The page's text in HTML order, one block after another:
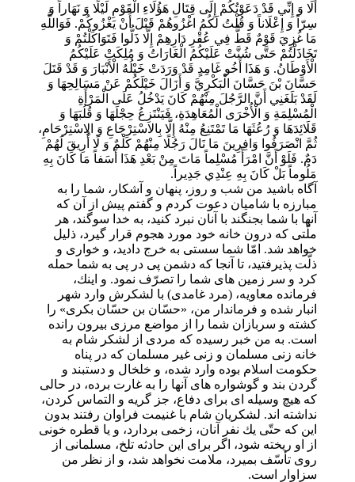
أَلَا وَ إِنِّي قَدْ دَعَوْتُكُمْ إِلَى قِتَالِ هَؤُلَاءِ الْقَوْمِ لَيْلًا وَ نَهَاراً وَ
سِرّاً وَ إِعْلَاناً وَ قُلْتُ لَكُمُ اغْزُوهُمْ قَبْلَ أَنْ يَغْزُوكُمْ. فَوَاللَّهِ
مَا غُزِيَ قَوْمٌ قَطُّ فِي عُقْرِ دَارِهِمْ إِلَّا ذَلُّوا فَتَوَاكَلْتُمْ وَ
تَخَاذَلْتُمْ حَتَّى شُنَّتْ عَلَيْكُمُ الْغَارَاتُ وَ مُلِكَتْ عَلَيْكُمُ
الْأَوْطَانُ. وَ هَذَا أَخُو غَامِدٍ قَدْ وَرَدَتْ خَيْلُهُ الْأَنْبَارَ وَ قَدْ قَتَلَ
حَسَّانَ بْنَ حَسَّانَ الْبَكْرِيَّ وَ أَزَالَ خَيْلَكُمْ عَنْ مَسَالِحِهَا وَ
لَقَدْ بَلَغَنِي أَنَّ الرَّجُلَ مِنْهُمْ كَانَ يَدْخُلُ عَلَى الْمَرْأَةِ
الْمُسْلِمَةِ وَ الْأُخْرَى الْمُعَاهِدَةِ، فَيَنْتَزِعُ حِجْلَهَا وَ قُلُبَهَا وَ
قَلَائِدَهَا وَ رُعُثَهَا مَا تَمْتَنِعُ مِنْهُ إِلَّا بِالاسْتِرْجَاعِ وَ الِاسْتِرْحَامِ،
ثُمَّ انْصَرَفُوا وَافِرِينَ مَا نَالَ رَجُلًا مِنْهُمْ كَلْمٌ وَ لَا أُرِيقَ لَهُمْ
دَمٌ. فَلَوْ أَنَّ امْرَأً مُسْلِماً مَاتَ مِنْ بَعْدِ هَذَا أَسَفاً مَا كَانَ بِهِ
مَلُوماً بَلْ كَانَ بِهِ عِنْدِي جَدِيراً.
آگاه باشيد من شب و روز، پنهان و آشكار، شما را به
مبارزه با شاميان دعوت كردم و گفتم پيش از آن كه
آنها با شما بجنگند با آنان نبرد كنيد، به خدا سوگند، هر
ملّتى كه درون خانه خود مورد هجوم قرار گيرد، ذليل
خواهد شد. امّا شما سستى به خرج داديد، و خوارى و
ذلّت پذيرفتيد، تا آنجا كه دشمن پى در پى به شما حمله
كرد و سر زمين هاى شما را تصرّف نمود. و اينك،
فرمانده معاويه، (مرد غامدى) با لشكرش وارد شهر
انبار شده و فرماندار من، «حسّان بن حسّان بكرى» را
كشته و سربازان شما را از مواضع مرزى بيرون رانده
است. به من خبر رسيده كه مردى از لشكر شام به
خانه زنى مسلمان و زنى غير مسلمان كه در پناه
حكومت اسلام بوده وارد شده، و خلخال و دستبند و
گردن بند و گوشواره هاى آنها را به غارت برده، در حالى
كه هيچ وسيله اى براى دفاع، جز گريه و التماس كردن،
نداشته اند. لشكريان شام با غنيمت فراوان رفتند بدون
اين كه حتّى يك نفر آنان، زخمى بردارد، و يا قطره خونى
از او ريخته شود، اگر براى اين حادثه تلخ، مسلمانى از
روى تأسّف بميرد، ملامت نخواهد شد، و از نظر من
سزاوار است.